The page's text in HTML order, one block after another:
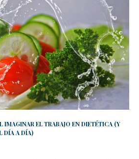
IMAGINAR EL TRABAJO EN DIETÉTICA (Y
DÍA A DÍA)